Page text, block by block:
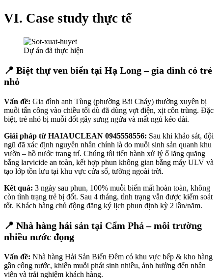
VI. Case study thực tế
Dự án đã thực hiện
📍 Biệt thự ven biển tại Hạ Long – gia đình có trẻ
nhỏ
Vấn đề: Gia đình anh Tùng (phường Bãi Cháy) thường xuyên bị
muỗi tấn công vào chiều tối dù đã dùng vợt điện, xịt côn trùng. Đặc
biệt, trẻ nhỏ bị muỗi đốt gây sưng ngứa và mất ngủ kéo dài.
Giải pháp từ HAIAUCLEAN 0945558556: Sau khi khảo sát, đội
ngũ đã xác định nguyên nhân chính là do muỗi sinh sản quanh khu
vườn – hồ nước trang trí. Chúng tôi tiến hành xử lý ổ lăng quăng
bằng larvicide an toàn, kết hợp phun không gian bằng máy ULV và
tạo lớp tồn lưu tại khu vực cửa sổ, tường ngoài trời.
Kết quả: 3 ngày sau phun, 100% muỗi biến mất hoàn toàn, không
còn tình trạng trẻ bị đốt. Sau 4 tháng, tình trạng vẫn được kiểm soát
tốt. Khách hàng chủ động đăng ký lịch phun định kỳ 2 lần/năm.
📍 Nhà hàng hải sản tại Cẩm Phả – môi trường
nhiều nước đọng
Vấn đề: Nhà hàng Hải Sản Biển Đêm có khu vực bếp & kho hàng
gần cống nước, khiến muỗi phát sinh nhiều, ảnh hưởng đến nhân
viên và trải nghiệm khách hàng.